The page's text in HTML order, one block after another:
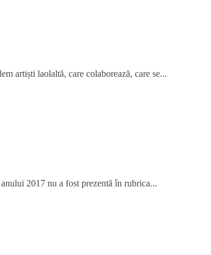
artiști laolaltă, care colaborează, care se...
2017 nu a fost prezentă în rubrica...